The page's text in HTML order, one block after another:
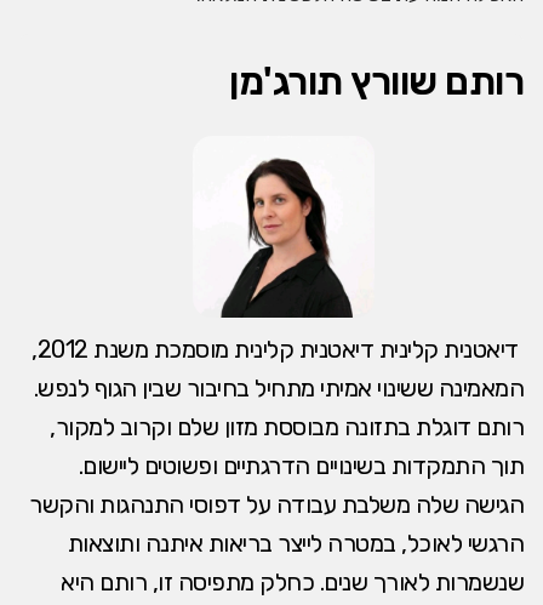
רותם שוורץ תורג'מן
דיאטנית קלינית דיאטנית קלינית מוסמכת משנת 2012,
המאמינה ששינוי אמיתי מתחיל בחיבור שבין הגוף לנפש.
רותם דוגלת בתזונה מבוססת מזון שלם וקרוב למקור,
תוך התמקדות בשינויים הדרגתיים ופשוטים ליישום.
הגישה שלה משלבת עבודה על דפוסי התנהגות והקשר
הרגשי לאוכל, במטרה לייצר בריאות איתנה ותוצאות
שנשמרות לאורך שנים. כחלק מתפיסה זו, רותם היא